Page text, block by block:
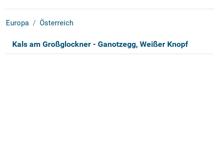
Europa Österreich
Kals am Großglockner - Ganotzegg, Weißer Knopf